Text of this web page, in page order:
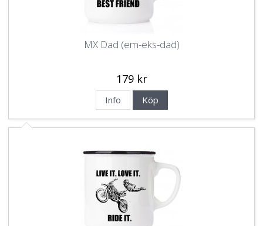
MX Dad (em-eks-dad)
179 kr
Info Köp